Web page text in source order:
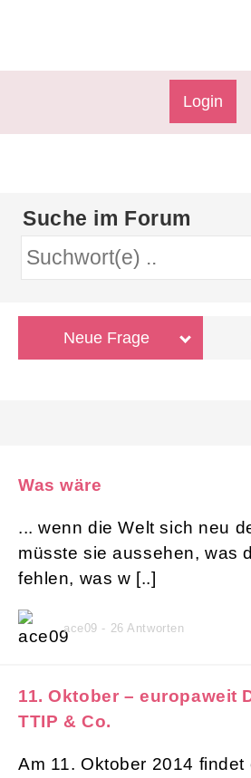
Login
Suche im Forum
Neue Frage
Was wäre
... wenn die Welt sich neu
müsste sie aussehen, was
fehlen, was w [..]
ace09 - 26 Antworten
11. Oktober – europaweit
TTIP & Co.
Am 11. Oktober 2014